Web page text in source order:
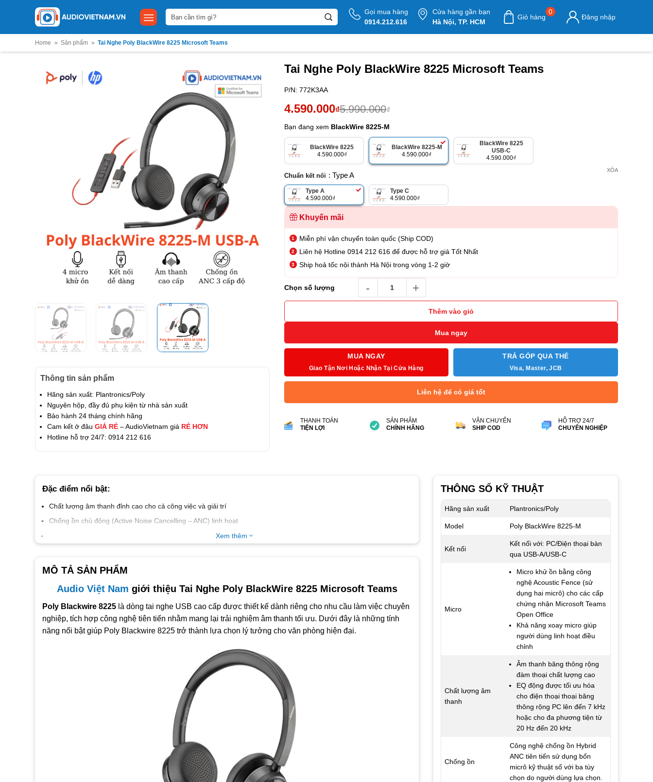
Tìm
kiếm:
Gọi mua hàng
0914.212.616
Cửa hàng gần bạn
Hà Nội, TP. HCM
Giỏ hàng
0
Đăng nhập
Home » Sản phẩm » Tai Nghe Poly BlackWire 8225 Microsoft Teams
Thông tin sản phẩm
Hãng sản xuất: Plantronics/Poly
Nguyên hộp, đầy đủ phụ kiện từ nhà sản xuất
Bảo hành 24 tháng chính hãng
Cam kết ở đâu GIÁ RẺ – AudioVietnam giá RẺ HƠN
Hotline hỗ trợ 24/7: 0914 212 616
Tai Nghe Poly BlackWire 8225 Microsoft Teams
P/N: 772K3AA
5.990.000₫
Giá
gốc
là:
5.990.000₫.
4.590.000₫
Giá
hiện
tại
là:
4.590.000₫.
Bạn đang xem BlackWire 8225-M
BlackWire 8225
4.590.000₫
BlackWire 8225-M
4.590.000₫
BlackWire 8225
USB-C
4.590.000₫
Chuẩn kết nối : Type A
Type A
4.590.000₫
Type C
4.590.000₫
XÓA
Khuyến mãi
Miễn phí vận chuyển toàn quốc (Ship COD)
Liên hệ Hotline 0914 212 616 để được hỗ trợ giá Tốt Nhất
Ship hoả tốc nội thành Hà Nội trong vòng 1-2 giờ
Chọn số lượng
Thêm vào giỏ
Mua ngay
MUA NGAY
Giao Tận Nơi Hoặc Nhận Tại Cửa Hàng
TRẢ GÓP QUA THẺ
Visa, Master, JCB
Liên hệ để có giá tốt
THANH TOÁN
TIỆN LỢI
SẢN PHẨM
CHÍNH HÃNG
VẬN CHUYỂN
SHIP COD
HỖ TRỢ 24/7
CHUYÊN NGHIỆP
Đặc điểm nổi bật:
Chất lượng âm thanh đỉnh cao cho cả công việc và giải trí
Chống ồn chủ động (Active Noise Cancelling – ANC) linh hoạt
Micro khử ồn với công nghệ Acoustic Fence, lọc ồn cao cấp
Tương thích với các nền tảng hội họp như Microsoft Teams, Zoom, Google Meet, Webex, Skype for Business…
Xem thêm
MÔ TẢ SẢN PHẨM
Audio Việt Nam giới thiệu Tai Nghe Poly BlackWire 8225 Microsoft Teams
Poly Blackwire 8225 là dòng tai nghe USB cao cấp được thiết kế dành riêng cho nhu cầu làm việc chuyên
nghiệp, tích hợp công nghệ tiên tiến nhằm mang lại trải nghiệm âm thanh tối ưu. Dưới đây là những tính
năng nổi bật giúp Poly Blackwire 8225 trở thành lựa chọn lý tưởng cho văn phòng hiện đại.
THÔNG SỐ KỸ THUẬT
Hãng sản xuất Plantronics/Poly
Model Poly BlackWire 8225-M
Kết nối
Kết nối với: PC/Điện thoại bàn
qua USB-A/USB-C
Micro
Micro khử ồn bằng công
nghệ Acoustic Fence (sử
dụng hai micrô) cho các cấp
chứng nhận Microsoft Teams
Open Office
Khả năng xoay micro giúp
người dùng linh hoạt điều
chỉnh
Chất lượng âm
thanh
Âm thanh băng thông rộng
đàm thoại chất lượng cao
EQ động được tối ưu hóa
cho điện thoại thoại băng
thông rộng PC lên đến 7 kHz
hoặc cho đa phương tiện từ
20 Hz đến 20 kHz
Chống ồn
Công nghệ chống ồn Hybrid
ANC tiên tiến sử dụng bốn
micrô kỹ thuật số với ba tùy
chọn do người dùng lựa chọn.